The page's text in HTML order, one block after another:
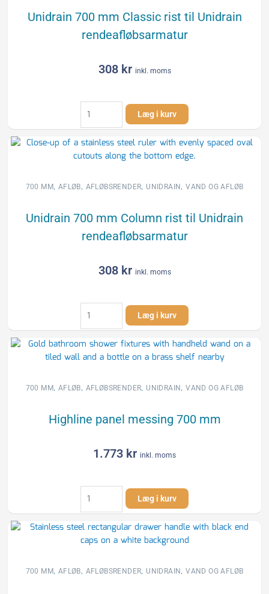
Unidrain 700 mm Classic rist til Unidrain
rendeafløbsarmatur
308 kr inkl. moms
Unidrain
700
mm
Classic
rist
Unidrain
antal
Læg i kurv
700 MM, AFLØB, AFLØBSRENDER, UNIDRAIN,VAND OG AFLØB
Unidrain 700 mm Column rist til Unidrain
rendeafløbsarmatur
308 kr inkl. moms
Unidrain
700
mm
Column
rist
Unidrain
Læg i kurv
700 MM, AFLØB, AFLØBSRENDER, UNIDRAIN,VAND OG AFLØB
Highline panel messing 700 mm
1.773 kr inkl. moms
Highline
panel
messing
700
mm
Læg i kurv
700 MM, AFLØB, AFLØBSRENDER, UNIDRAIN,VAND OG AFLØB